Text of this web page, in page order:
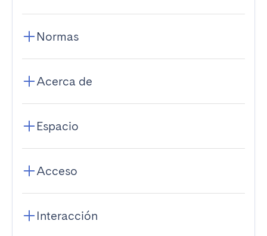
Normas
Acerca de
Espacio
Acceso
Interacción